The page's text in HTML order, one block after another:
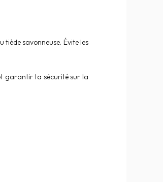
savonneuse. Évite les
garantir ta sécurité sur la